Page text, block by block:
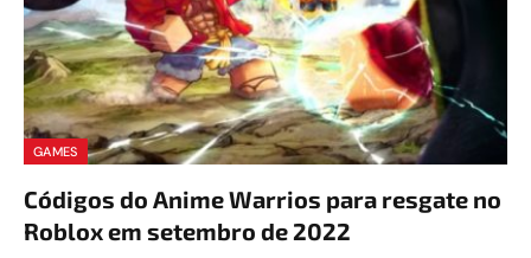
GAMES
Códigos do Anime Warrios para resgate no
Roblox em setembro de 2022